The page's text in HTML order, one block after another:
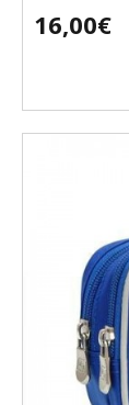
16,00€